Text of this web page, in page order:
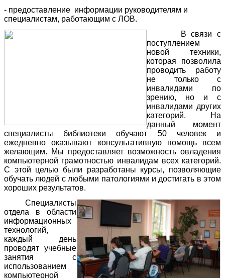
- предоставление информации руководителям и
специалистам, работающим с ЛОВ.
В связи с
поступлением
новой техники,
которая позволила
проводить работу
не только с
инвалидами по
зрению, но и с
инвалидами других
категорий. На
данный момент
специалисты библиотеки обучают 50 человек и
ежедневно оказывают консультативную помощь всем
желающим. Мы предоставляет возможность овладения
компьютерной грамотностью инвалидам всех категорий.
С этой целью были разработаны курсы, позволяющие
обучать людей с любыми патологиями и достигать в этом
хороших результатов.
Специалисты
отдела в области
информационных
технологий,
каждый день
проводят учебные
занятия с
использованием
компьютерной